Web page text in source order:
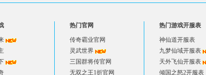
热门官网
传奇霸业官网
灵武世界
三国群将传官网
无双之王1折官网
热门游戏开服表
神仙道开服表
九梦仙域开服表
天外飞仙开服表
倾国之怒2开服表